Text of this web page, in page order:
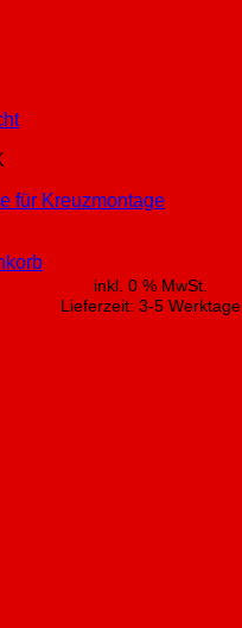
für Kreuzmontage
inkl. 0 % MwSt.
Lieferzeit: 3-5 Werktage